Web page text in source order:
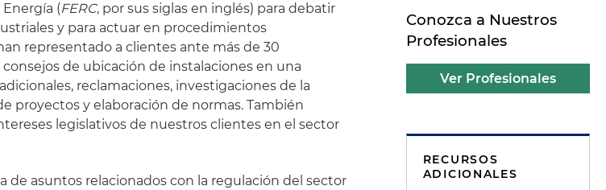
(FERC, por sus siglas en inglés) para debatir
y para actuar en procedimientos
representado a clientes ante más de 30
de ubicación de instalaciones en una
reclamaciones, investigaciones de la
proyectos y elaboración de normas. También
legislativos de nuestros clientes en el sector
de asuntos relacionados con la regulación del sector
Conozca a Nuestros
Profesionales
Ver Profesionales
RECURSOS
ADICIONALES